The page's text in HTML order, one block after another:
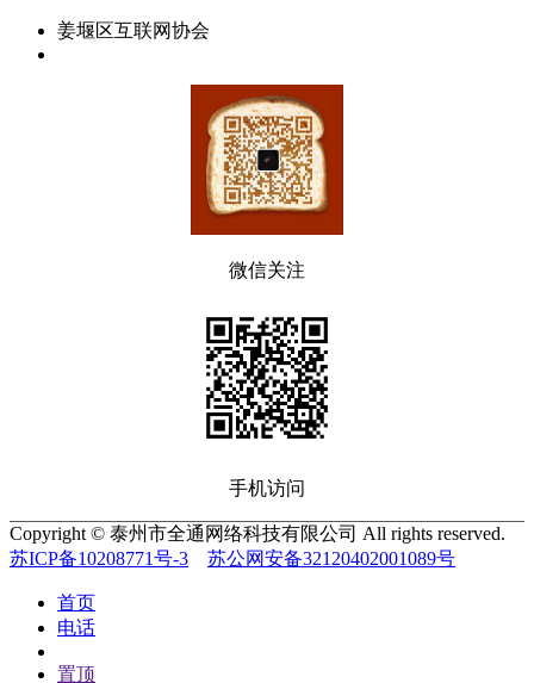
姜堰区互联网协会
微信关注
手机访问
Copyright © 泰州市全通网络科技有限公司 All rights reserved.
苏ICP备10208771号-3
苏公网安备32120402001089号
首页
电话
置顶